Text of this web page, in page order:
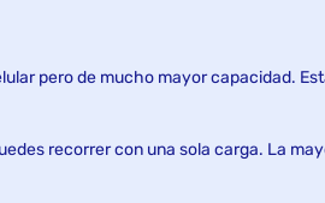
pero de mucho mayor capacidad.
recorrer con una sola carga. La